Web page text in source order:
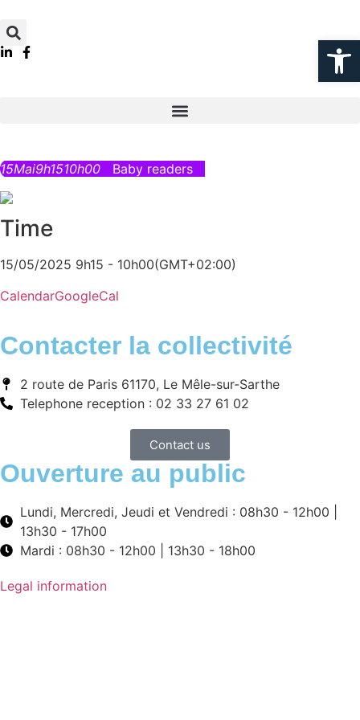
15Mai9h1510h00 Baby readers
Time
15/05/2025 9h15 - 10h00(GMT+02:00)
CalendarGoogleCal
Contacter la collectivité
2 route de Paris 61170, Le Mêle-sur-Sarthe
Telephone reception : 02 33 27 61 02
Contact us
Ouverture au public
Lundi, Mercredi, Jeudi et Vendredi : 08h30 - 12h00 |
13h30 - 17h00
Mardi : 08h30 - 12h00 | 13h30 - 18h00
Legal information
Ouvrir